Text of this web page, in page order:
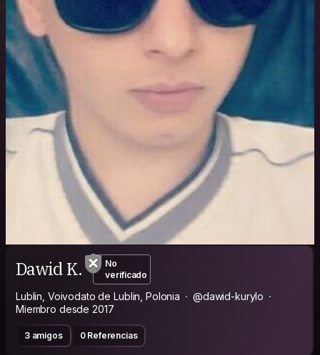
Dawid K.
No
verificado
Lublin, Voivodato de Lublin, Polonia
@dawid-kurylo
Miembro desde 2017
3 amigos 0 Referencias